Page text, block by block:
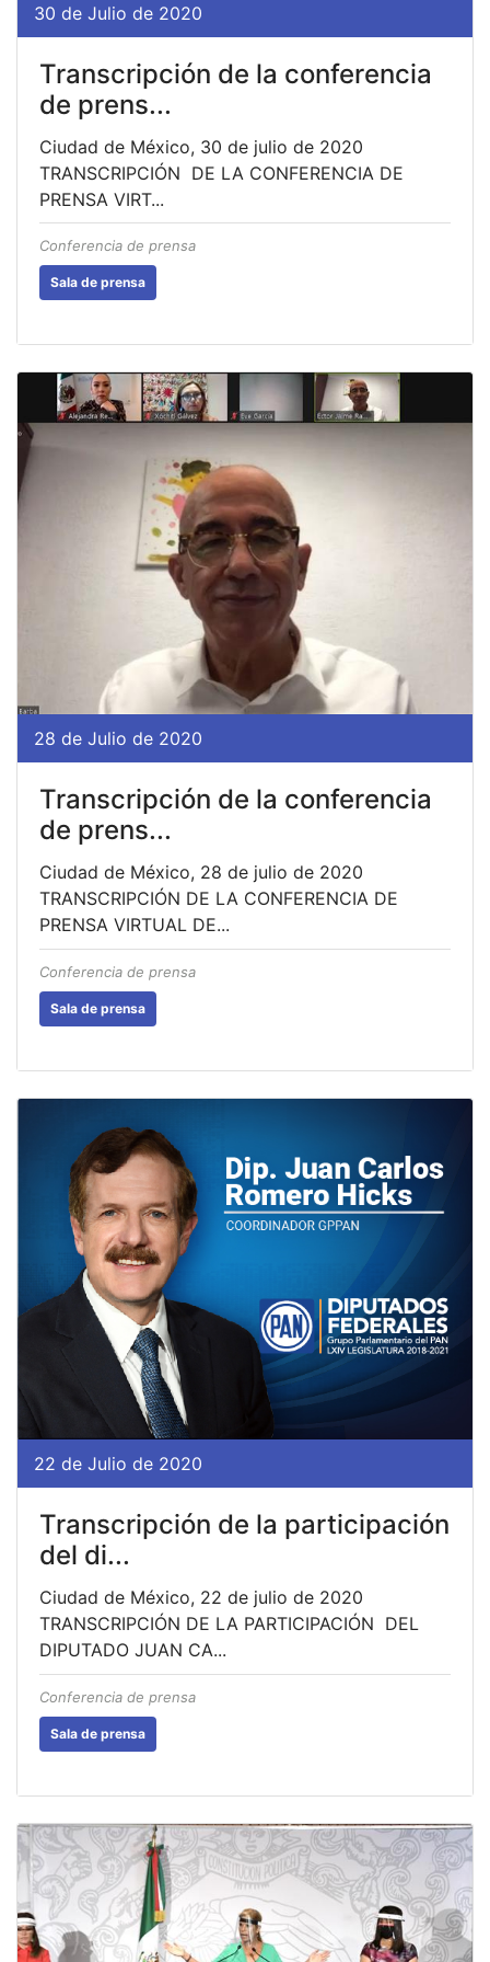
30 de Julio de 2020
Transcripción de la conferencia
de prens...
Ciudad de México, 30 de julio de 2020
TRANSCRIPCIÓN DE LA CONFERENCIA DE
PRENSA VIRT...
Conferencia de prensa
Sala de prensa
28 de Julio de 2020
Transcripción de la conferencia
de prens...
Ciudad de México, 28 de julio de 2020
TRANSCRIPCIÓN DE LA CONFERENCIA DE
PRENSA VIRTUAL DE...
Conferencia de prensa
Sala de prensa
22 de Julio de 2020
Transcripción de la participación
del di...
Ciudad de México, 22 de julio de 2020
TRANSCRIPCIÓN DE LA PARTICIPACIÓN DEL
DIPUTADO JUAN CA...
Conferencia de prensa
Sala de prensa